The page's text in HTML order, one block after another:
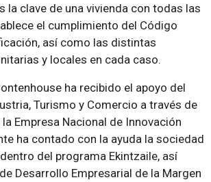
la clave de una vivienda con todas las
el cumplimiento del Código
así como las distintas
y locales en cada caso.
ha recibido el apoyo del
Turismo y Comercio a través de
Empresa Nacional de Innovación
ha contado con la ayuda la sociedad
del programa Ekintzaile, así
Desarrollo Empresarial de la Margen